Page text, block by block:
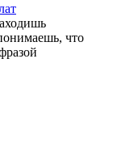
что